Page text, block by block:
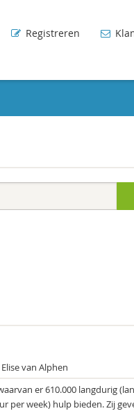
Registreren
Elise van Alphen
er 610.000 langdurig
per week) hulp bieden. Zij